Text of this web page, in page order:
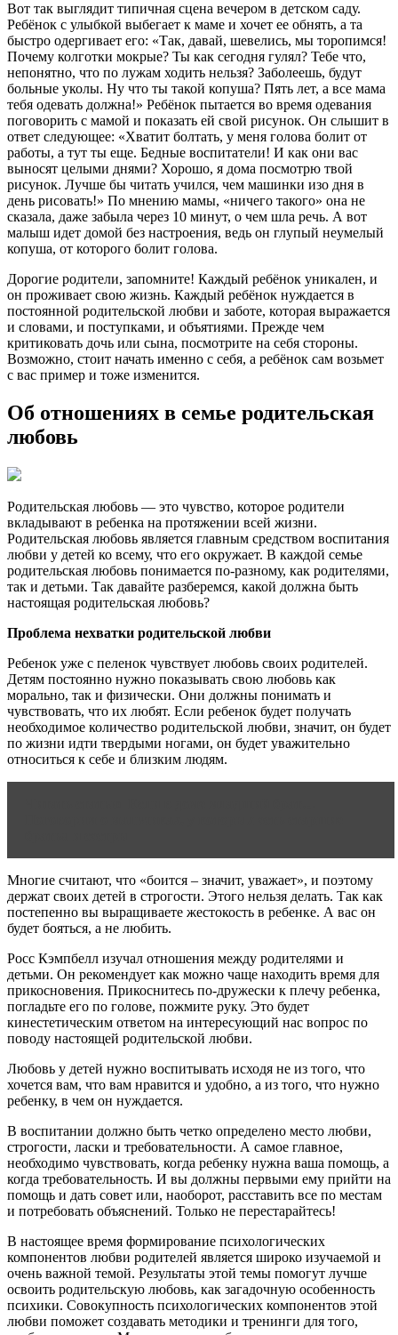
Вот так выглядит типичная сцена вечером в детском саду.
Ребёнок с улыбкой выбегает к маме и хочет ее обнять, а та
быстро одергивает его: «Так, давай, шевелись, мы торопимся!
Почему колготки мокрые? Ты как сегодня гулял? Тебе что,
непонятно, что по лужам ходить нельзя? Заболеешь, будут
больные уколы. Ну что ты такой копуша? Пять лет, а все мама
тебя одевать должна!» Ребёнок пытается во время одевания
поговорить с мамой и показать ей свой рисунок. Он слышит в
ответ следующее: «Хватит болтать, у меня голова болит от
работы, а тут ты еще. Бедные воспитатели! И как они вас
выносят целыми днями? Хорошо, я дома посмотрю твой
рисунок. Лучше бы читать учился, чем машинки изо дня в
день рисовать!» По мнению мамы, «ничего такого» она не
сказала, даже забыла через 10 минут, о чем шла речь. А вот
малыш идет домой без настроения, ведь он глупый неумелый
копуша, от которого болит голова.
Дорогие родители, запомните! Каждый ребёнок уникален, и
он проживает свою жизнь. Каждый ребёнок нуждается в
постоянной родительской любви и заботе, которая выражается
и словами, и поступками, и объятиями. Прежде чем
критиковать дочь или сына, посмотрите на себя стороны.
Возможно, стоит начать именно с себя, а ребёнок сам возьмет
с вас пример и тоже изменится.
Об отношениях в семье родительская
любовь
Родительская любовь — это чувство, которое родители
вкладывают в ребенка на протяжении всей жизни.
Родительская любовь является главным средством воспитания
любви у детей ко всему, что его окружает. В каждой семье
родительская любовь понимается по-разному, как родителями,
так и детьми. Так давайте разберемся, какой должна быть
настоящая родительская любовь?
Проблема нехватки родительской любви
Ребенок уже с пеленок чувствует любовь своих родителей.
Детям постоянно нужно показывать свою любовь как
морально, так и физически. Они должны понимать и
чувствовать, что их любят. Если ребенок будет получать
необходимое количество родительской любви, значит, он будет
по жизни идти твердыми ногами, он будет уважительно
относиться к себе и близким людям.
Многие считают, что «боится – значит, уважает», и поэтому
держат своих детей в строгости. Этого нельзя делать. Так как
постепенно вы выращиваете жестокость в ребенке. А вас он
будет бояться, а не любить.
Росс Кэмпбелл изучал отношения между родителями и
детьми. Он рекомендует как можно чаще находить время для
прикосновения. Прикоснитесь по-дружески к плечу ребенка,
погладьте его по голове, пожмите руку. Это будет
кинестетическим ответом на интересующий нас вопрос по
поводу настоящей родительской любви.
Любовь у детей нужно воспитывать исходя не из того, что
хочется вам, что вам нравится и удобно, а из того, что нужно
ребенку, в чем он нуждается.
В воспитании должно быть четко определено место любви,
строгости, ласки и требовательности. А самое главное,
необходимо чувствовать, когда ребенку нужна ваша помощь, а
когда требовательность. И вы должны первыми ему прийти на
помощь и дать совет или, наоборот, расставить все по местам
и потребовать объяснений. Только не перестарайтесь!
В настоящее время формирование психологических
компонентов любви родителей является широко изучаемой и
очень важной темой. Результаты этой темы помогут лучше
освоить родительскую любовь, как загадочную особенность
психики. Совокупность психологических компонентов этой
любви поможет создавать методики и тренинги для того,